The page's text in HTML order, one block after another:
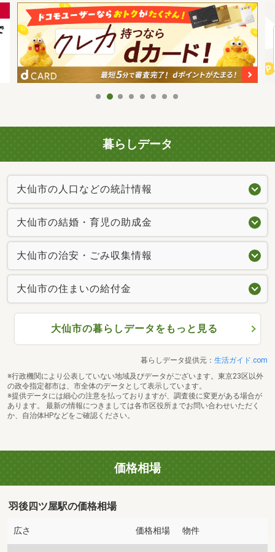
暮らしデータ
大仙市の人口などの統計情報
大仙市の結婚・育児の助成金
大仙市の治安・ごみ収集情報
大仙市の住まいの給付金
大仙市の暮らしデータをもっと見る
暮らしデータ提供元： 生活ガイド.com
※行政機関により公表していない地域及びデータがございます。東京23区以外
の政令指定都市は、市全体のデータとして表示しています。
※提供データには細心の注意を払っておりますが、調査後に変更がある場合が
あります。 最新の情報につきましては各市区役所までお問い合わせいただく
か、自治体HPなどをご確認ください。
価格相場
羽後四ツ屋駅の価格相場
広さ 価格相場 物件